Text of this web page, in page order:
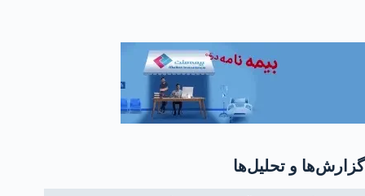
گزارش‌ها و تحلیل‌ها